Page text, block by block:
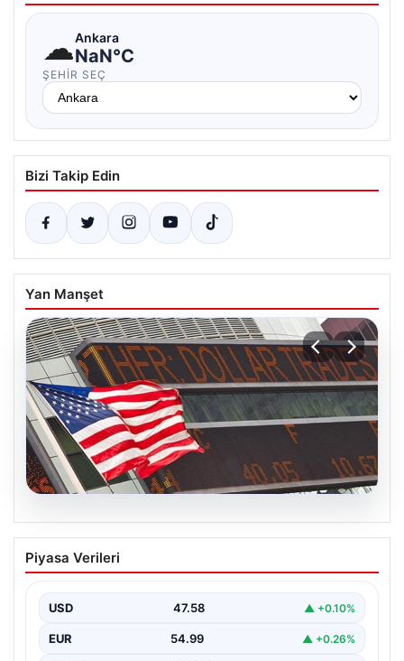
☁Ankara
NaN°C
ŞEHIR SEÇ
Bizi Takip Edin
Yan Manşet
05.08.2026
FED Faiz Kararı Ne Zaman Belirlenecek?
Nisan 2026 Beklentileri ve Detaylar
yakından takip ettiği FED faiz kararı, yatırımcıların…
Piyasa Verileri
USD 47.58 ▲ +0.10%
EUR 54.99 ▲ +0.26%